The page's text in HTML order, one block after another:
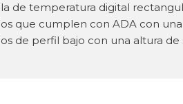
de temperatura digital
que cumplen con ADA con
de perfil bajo con una altura de